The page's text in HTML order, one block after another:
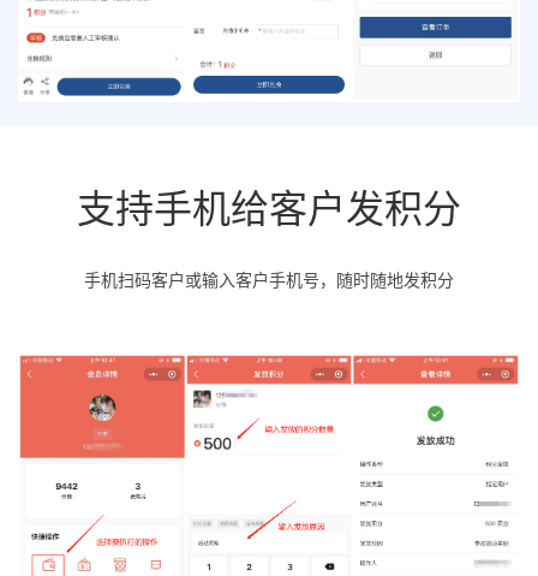
支持手机给客户发积分
手机扫码客户或输入客户手机号，随时随地发积分